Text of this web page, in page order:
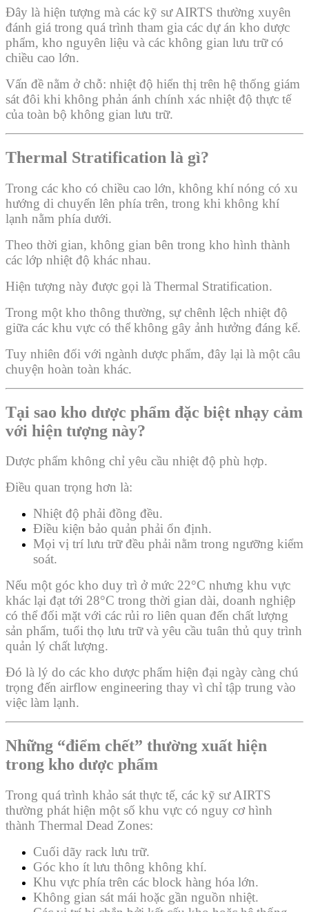
Đây là hiện tượng mà các kỹ sư AIRTS thường xuyên
đánh giá trong quá trình tham gia các dự án kho dược
phẩm, kho nguyên liệu và các không gian lưu trữ có
chiều cao lớn.
Vấn đề nằm ở chỗ: nhiệt độ hiển thị trên hệ thống giám
sát đôi khi không phản ánh chính xác nhiệt độ thực tế
của toàn bộ không gian lưu trữ.
Thermal Stratification là gì?
Trong các kho có chiều cao lớn, không khí nóng có xu
hướng di chuyển lên phía trên, trong khi không khí
lạnh nằm phía dưới.
Theo thời gian, không gian bên trong kho hình thành
các lớp nhiệt độ khác nhau.
Hiện tượng này được gọi là Thermal Stratification.
Trong một kho thông thường, sự chênh lệch nhiệt độ
giữa các khu vực có thể không gây ảnh hưởng đáng kể.
Tuy nhiên đối với ngành dược phẩm, đây lại là một câu
chuyện hoàn toàn khác.
Tại sao kho dược phẩm đặc biệt nhạy cảm
với hiện tượng này?
Dược phẩm không chỉ yêu cầu nhiệt độ phù hợp.
Điều quan trọng hơn là:
Nhiệt độ phải đồng đều.
Điều kiện bảo quản phải ổn định.
Mọi vị trí lưu trữ đều phải nằm trong ngưỡng kiểm
soát.
Nếu một góc kho duy trì ở mức 22°C nhưng khu vực
khác lại đạt tới 28°C trong thời gian dài, doanh nghiệp
có thể đối mặt với các rủi ro liên quan đến chất lượng
sản phẩm, tuổi thọ lưu trữ và yêu cầu tuân thủ quy trình
quản lý chất lượng.
Đó là lý do các kho dược phẩm hiện đại ngày càng chú
trọng đến airflow engineering thay vì chỉ tập trung vào
việc làm lạnh.
Những “điểm chết” thường xuất hiện
trong kho dược phẩm
Trong quá trình khảo sát thực tế, các kỹ sư AIRTS
thường phát hiện một số khu vực có nguy cơ hình
thành Thermal Dead Zones:
Cuối dãy rack lưu trữ.
Góc kho ít lưu thông không khí.
Khu vực phía trên các block hàng hóa lớn.
Không gian sát mái hoặc gần nguồn nhiệt.